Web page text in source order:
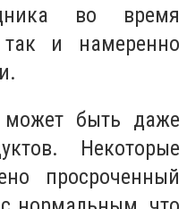
во время
и намеренно
быть даже
Некоторые
просроченный